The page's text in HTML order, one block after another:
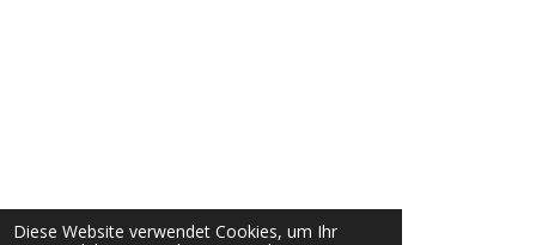
Diese Website verwendet Cookies, um Ihr